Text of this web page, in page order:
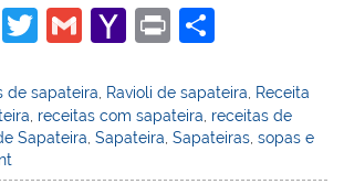
F
T
itt
er
G
ai
l
Y
h
o
Pr
t
ar
e
de sapateira Ravioli de sapateira
Receita
, receitas com sapateira, receitas de
Sapateira,Sapateira,Sapateiras,sopas e